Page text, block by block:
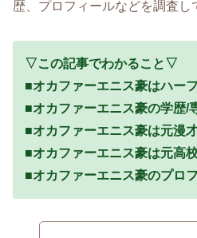
歴、プロフィールなどを調査し
▽この記事でわかること▽
■オカファーエニス豪はハー
■オカファーエニス豪の学歴/
■オカファーエニス豪は元漫
■オカファーエニス豪は元高
■オカファーエニス豪のプロ